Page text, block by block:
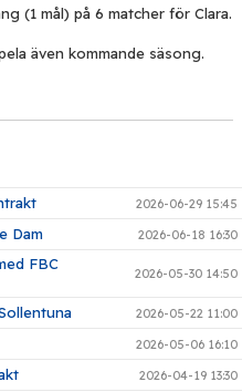
(1 mål) på 6 matcher för Clara.
även kommande säsong.
2026-06-29 15:45
Dam 2026-06-18 16:30
FBC
2026-05-30 14:50
2026-05-22 11:00
2026-05-06 16:10
2026-04-19 13:30